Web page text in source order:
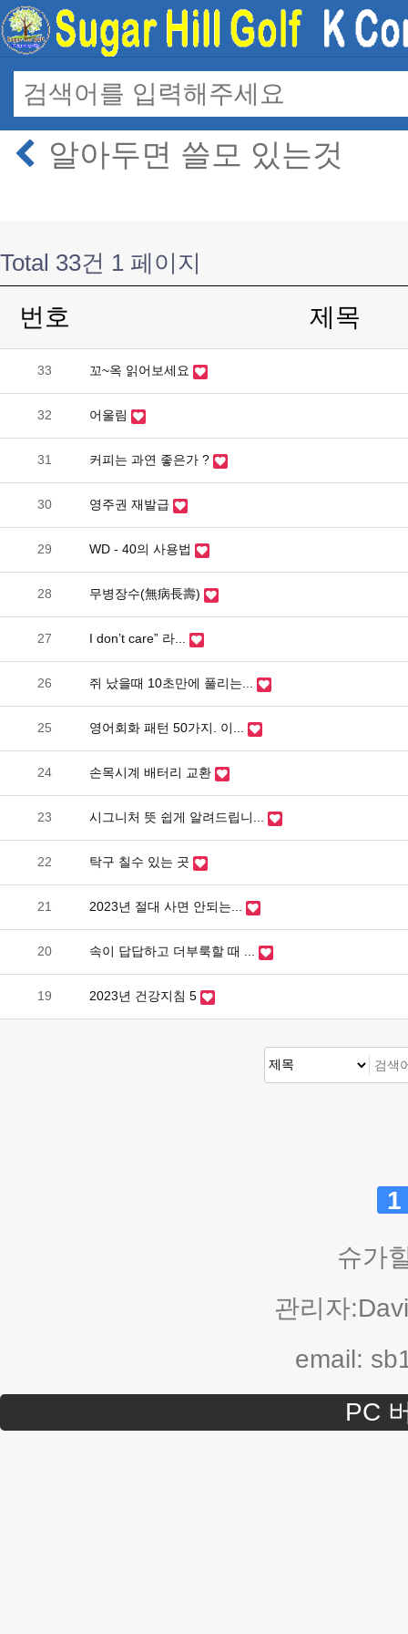
알아두면 쓸모 있는것
Total 33건 1 페이지
번호 제목
33 꼬~옥 읽어보세요
32 어울림
31 커피는 과연 좋은가 ?
30 영주권 재발급
29 WD - 40의 사용법
28 무병장수(無病長壽)
27 I don’t care” 라...
26 쥐 났을때 10초만에 풀리는...
25 영어회화 패턴 50가지. 이...
24 손목시계 배터리 교환
23 시그니처 뜻 쉽게 알려드립니...
22 탁구 칠수 있는 곳
21 2023년 절대 사면 안되는...
20 속이 답답하고 더부룩할 때 ...
19 2023년 건강지침 5
1
슈가
관리자
email:
PC